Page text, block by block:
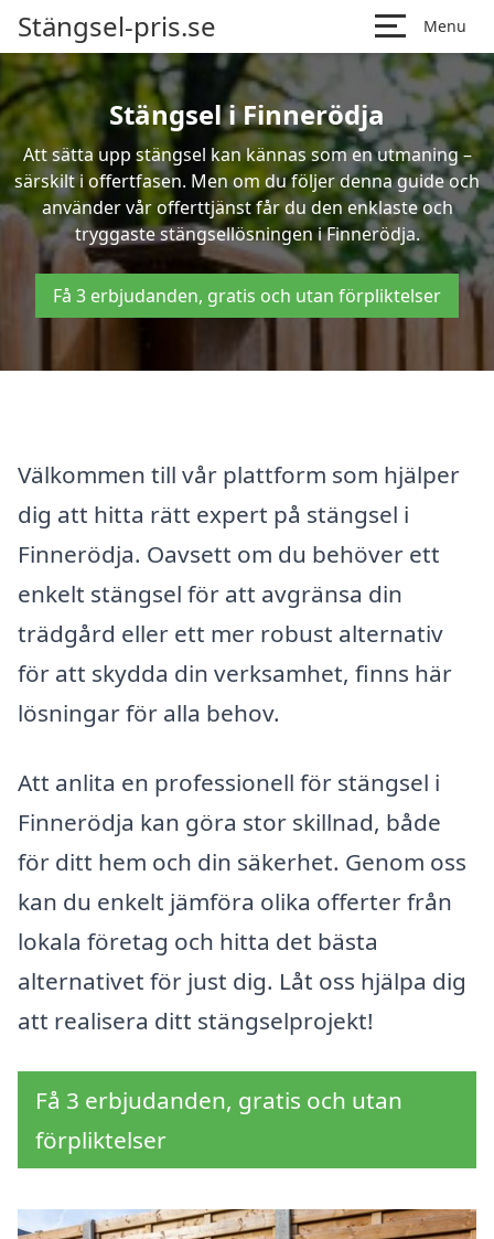
Stängsel-pris.se Menu
Stängsel i Finnerödja
Att sätta upp stängsel kan kännas som en utmaning –
särskilt i offertfasen. Men om du följer denna guide och
använder vår offerttjänst får du den enklaste och
tryggaste stängsellösningen i Finnerödja.
Få 3 erbjudanden, gratis och utan förpliktelser
Välkommen till vår plattform som hjälper
dig att hitta rätt expert på stängsel i
Finnerödja. Oavsett om du behöver ett
enkelt stängsel för att avgränsa din
trädgård eller ett mer robust alternativ
för att skydda din verksamhet, finns här
lösningar för alla behov.
Att anlita en professionell för stängsel i
Finnerödja kan göra stor skillnad, både
för ditt hem och din säkerhet. Genom oss
kan du enkelt jämföra olika offerter från
lokala företag och hitta det bästa
alternativet för just dig. Låt oss hjälpa dig
att realisera ditt stängselprojekt!
Få 3 erbjudanden, gratis och utan
förpliktelser